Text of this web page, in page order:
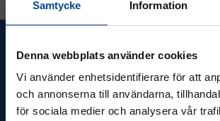
Samtycke Information
Denna webbplats använder cookies
Vi använder enhetsidentifierare för att
och annonserna till användarna,
för sociala medier och analysera vår
nyheter!